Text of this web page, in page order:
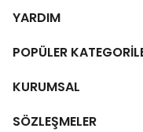
YARDIM
POPÜLER
KURUMSAL
SÖZLEŞMELER